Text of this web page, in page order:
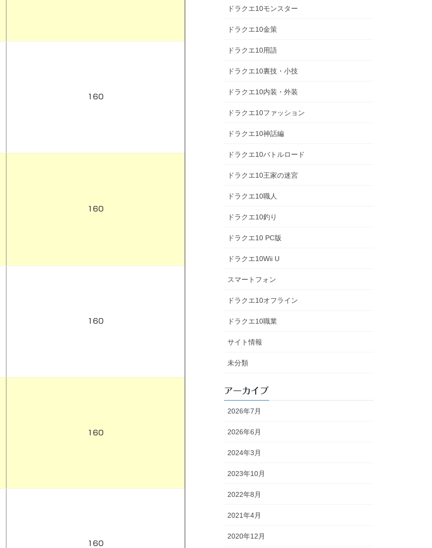
160
160
160
160
160
ドラクエ10モンスター
ドラクエ10金策
ドラクエ10用語
ドラクエ10裏技・小技
ドラクエ10内装・外装
ドラクエ10ファッション
ドラクエ10神話編
ドラクエ10バトルロード
ドラクエ10王家の迷宮
ドラクエ10職人
ドラクエ10釣り
ドラクエ10 PC版
ドラクエ10Wii U
スマートフォン
ドラクエ10オフライン
ドラクエ10職業
サイト情報
未分類
アーカイブ
2026年7月
2026年6月
2024年3月
2023年10月
2022年8月
2021年4月
2020年12月